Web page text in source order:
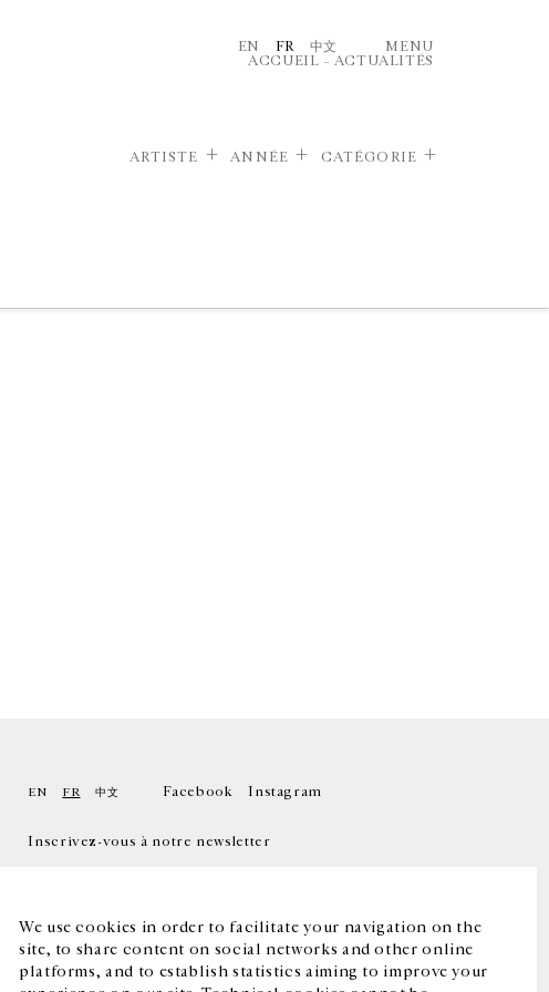
We use cookies in order to facilitate your navigation on the
site, to share content on social networks and other online
platforms, and to establish statistics aiming to improve your
EN FR 中文
MENU
ACCUEIL – ACTUALITÉS
ARTISTE ANNÉE CATÉGORIE
EN FR 中文 Facebook Instagram
Inscrivez-vous à notre newsletter